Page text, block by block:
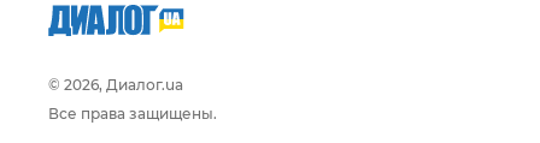
© 2026, Диалог.ua
Все права защищены.